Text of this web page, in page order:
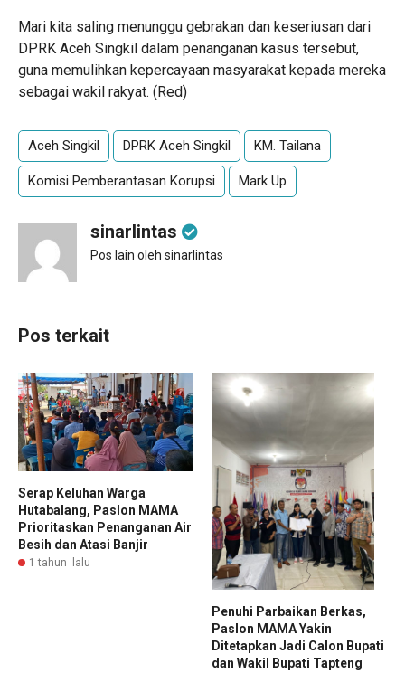
Mari kita saling menunggu gebrakan dan keseriusan dari
DPRK Aceh Singkil dalam penanganan kasus tersebut,
guna memulihkan kepercayaan masyarakat kepada mereka
sebagai wakil rakyat. (Red)
Aceh Singkil DPRK Aceh Singkil KM. Tailana
Komisi Pemberantasan Korupsi Mark Up
sinarlintas
Pos lain oleh sinarlintas
Pos terkait
Serap Keluhan Warga
Hutabalang, Paslon MAMA
Prioritaskan Penanganan Air
Besih dan Atasi Banjir
1 tahun lalu
Penuhi Parbaikan Berkas,
Paslon MAMA Yakin
Ditetapkan Jadi Calon Bupati
dan Wakil Bupati Tapteng